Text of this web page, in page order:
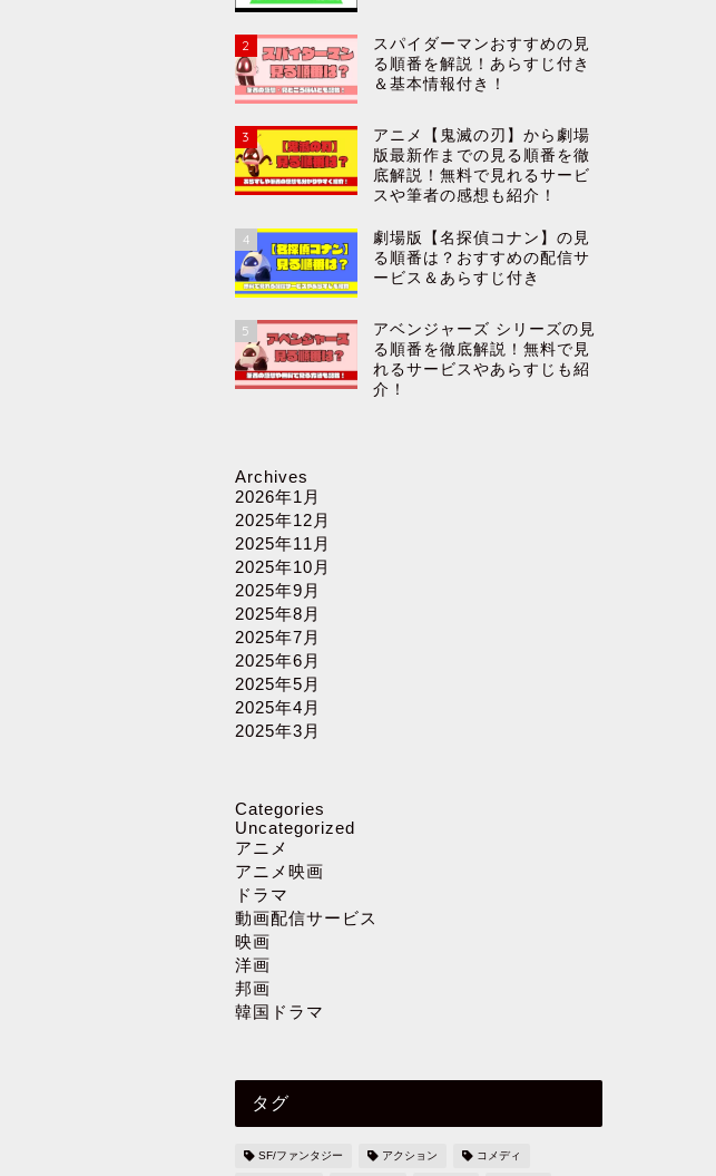
2
スパイダーマンおすすめの見
る順番を解説！あらすじ付き
＆基本情報付き！
3
アニメ【鬼滅の刃】から劇場
版最新作までの見る順番を徹
底解説！無料で見れるサービ
スや筆者の感想も紹介！
4
劇場版【名探偵コナン】の見
る順番は？おすすめの配信サ
ービス＆あらすじ付き
5
アベンジャーズ シリーズの見
る順番を徹底解説！無料で見
れるサービスやあらすじも紹
介！
Archives
2026年1月
2025年12月
2025年11月
2025年10月
2025年9月
2025年8月
2025年7月
2025年6月
2025年5月
2025年4月
2025年3月
Categories
Uncategorized
アニメ
アニメ映画
ドラマ
動画配信サービス
映画
洋画
邦画
韓国ドラマ
タグ
SF/ファンタジー アクション コメディ